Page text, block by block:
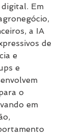
Em
a IA
de
e
e
o
em